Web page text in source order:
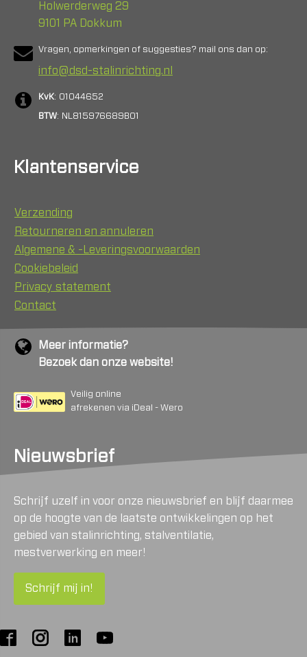
Holwerderweg 29
9101 PA Dokkum
Vragen, opmerkingen of suggesties? mail ons dan op:
info@dsd-stalinrichting.nl
KvK: 01044652
BTW: NL815976689B01
Klantenservice
Verzending
Retourneren en annuleren
Algemene & -Leveringsvoorwaarden
Cookiebeleid
Privacy statement
Contact
Meer informatie?
Bezoek dan onze website!
Veilig online
afrekenen via iDeal - Wero
Nieuwsbrief
Schrijf uzelf in voor onze nieuwsbrief en blijf daarmee
op de hoogte van de laatste ontwikkelingen op het
gebied van stalinrichting, stalventilatie,
mestverwerking en meer!
Schrijf mij in!